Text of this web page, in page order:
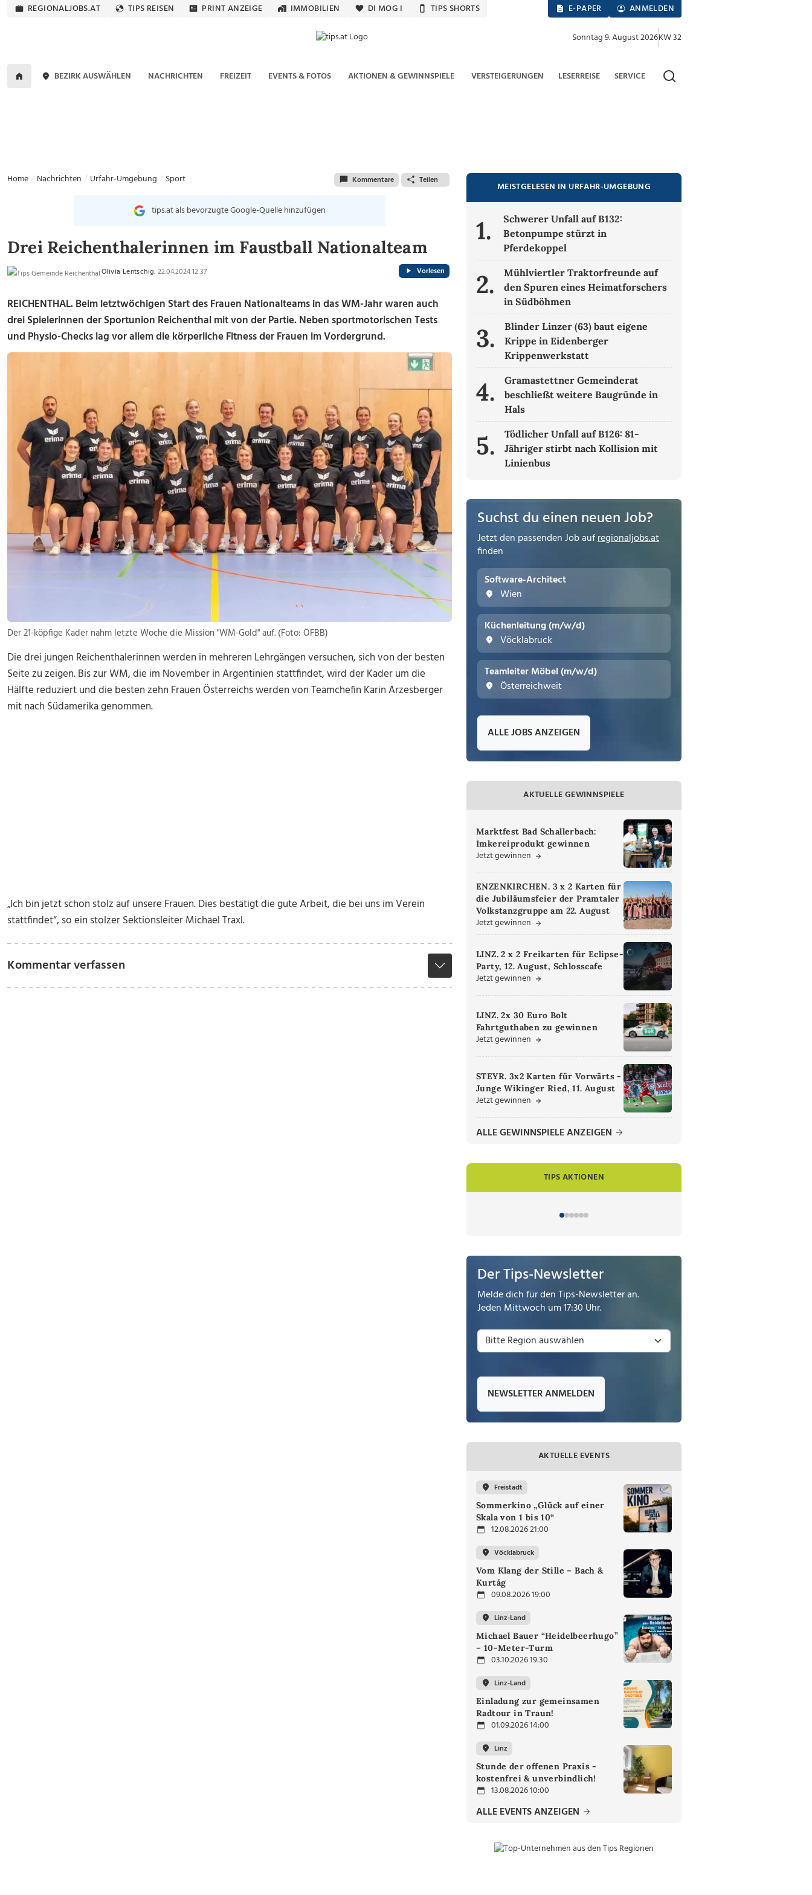
REGIONALJOBS.AT TIPS REISEN PRINT ANZEIGE IMMOBILIEN DI MOG I TIPS SHORTS E-PAPER ANMELDEN
Sonntag 9. August 2026KW 32
BEZIRK AUSWÄHLEN NACHRICHTEN FREIZEIT EVENTS & FOTOS AKTIONEN & GEWINNSPIELE VERSTEIGERUNGEN LESERREISE SERVICE
Home Nachrichten Urfahr-Umgebung Sport Kommentare Teilen
tips.at als bevorzugte Google-Quelle hinzufügen
Drei Reichenthalerinnen im Faustball Nationalteam
Olivia Lentschig, 22.04.2024 12:37 Vorlesen
REICHENTHAL. Beim letztwöchigen Start des Frauen Nationalteams in das WM-Jahr waren auch
drei Spielerinnen der Sportunion Reichenthal mit von der Partie. Neben sportmotorischen Tests
und Physio-Checks lag vor allem die körperliche Fitness der Frauen im Vordergrund.
Der 21-köpfige Kader nahm letzte Woche die Mission "WM-Gold" auf. (Foto: ÖFBB)
Die drei jungen Reichenthalerinnen werden in mehreren Lehrgängen versuchen, sich von der besten
Seite zu zeigen. Bis zur WM, die im November in Argentinien stattfindet, wird der Kader um die
Hälfte reduziert und die besten zehn Frauen Österreichs werden von Teamchefin Karin Arzesberger
mit nach Südamerika genommen.
„Ich bin jetzt schon stolz auf unsere Frauen. Dies bestätigt die gute Arbeit, die bei uns im Verein
stattfindet“, so ein stolzer Sektionsleiter Michael Traxl.
Kommentar verfassen
MEISTGELESEN IN URFAHR-UMGEBUNG
1.
Schwerer Unfall auf B132:
Betonpumpe stürzt in
Pferdekoppel
2.
Mühlviertler Traktorfreunde auf
den Spuren eines Heimatforschers
in Südböhmen
3.
Blinder Linzer (63) baut eigene
Krippe in Eidenberger
Krippenwerkstatt
4.
Gramastettner Gemeinderat
beschließt weitere Baugründe in
Hals
5.
Tödlicher Unfall auf B126: 81-
Jähriger stirbt nach Kollision mit
Linienbus
Suchst du einen neuen Job?
Jetzt den passenden Job aufregionaljobs.at
finden
Software-Architect
Wien
Küchenleitung (m/w/d)
Vöcklabruck
Teamleiter Möbel (m/w/d)
Österreichweit
ALLE JOBS ANZEIGEN
AKTUELLE GEWINNSPIELE
Marktfest Bad Schallerbach:
Imkereiprodukt gewinnen
Jetzt gewinnen
ENZENKIRCHEN. 3 x 2 Karten für
die Jubiläumsfeier der Pramtaler
Volkstanzgruppe am 22. August
Jetzt gewinnen
LINZ. 2 x 2 Freikarten für Eclipse-
Party, 12. August, Schlosscafe
Jetzt gewinnen
LINZ. 2x 30 Euro Bolt
Fahrtguthaben zu gewinnen
Jetzt gewinnen
STEYR. 3x2 Karten für Vorwärts -
Junge Wikinger Ried, 11. August
Jetzt gewinnen
ALLE GEWINNSPIELE ANZEIGEN
TIPS AKTIONEN
Der Tips-Newsletter
Melde dich für den Tips-Newsletter an.
Jeden Mittwoch um 17:30 Uhr.
NEWSLETTER ANMELDEN
AKTUELLE EVENTS
Freistadt
Sommerkino „Glück auf einer
Skala von 1 bis 10“
12.08.2026 21:00
Vöcklabruck
Vom Klang der Stille – Bach &
Kurtág
09.08.2026 19:00
Linz-Land
Michael Bauer “Heidelbeerhugo”
– 10-Meter-Turm
03.10.2026 19:30
Linz-Land
Einladung zur gemeinsamen
Radtour in Traun!
01.09.2026 14:00
Linz
Stunde der offenen Praxis -
kostenfrei & unverbindlich!
13.08.2026 10:00
ALLE EVENTS ANZEIGEN